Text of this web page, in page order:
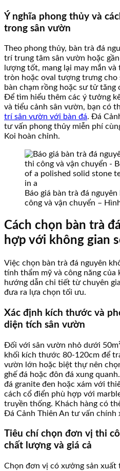
Ý nghĩa phong thủy và
trong sân vườn
Theo phong thủy, bàn trà đá
trí trung tâm sân vườn hoặc
lượng tốt, mang lại may mắn
tròn hoặc oval tượng trưng cho
bàn chạm rồng hoặc sư tử tăng
Để tìm hiểu thêm các ý tưởng
và tiểu cảnh sân vườn, bạn có
trí sân vườn với bàn đá. Đá
tư vấn phong thủy miễn phí
Koi hoàn chỉnh.
Báo giá bàn trà đá
công và vận chuyển –
Cách chọn bàn trà
hợp với không gian
Việc chọn bàn trà đá nguyên
tính thẩm mỹ và công năng của
hướng dẫn chi tiết từ chuyên
đưa ra lựa chọn tối ưu.
Xác định kích thước và
diện tích sân vườn
Đối với sân vườn nhỏ dưới
khối kích thước 80-120cm để
vườn lớn hoặc biệt thự nên
ghế đá hoặc đôn đá xung
đá granite đen hoặc xám với
cách cổ điển phù hợp với
truyền thống. Khách hàng có
Đá Cảnh Thiên An tư vấn chính
Tiêu chí chọn đơn vị thi
chất lượng và giá cả
Chọn đơn vị có xưởng sản xuất